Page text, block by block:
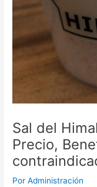
Sal del
Precio,
PorAdministración